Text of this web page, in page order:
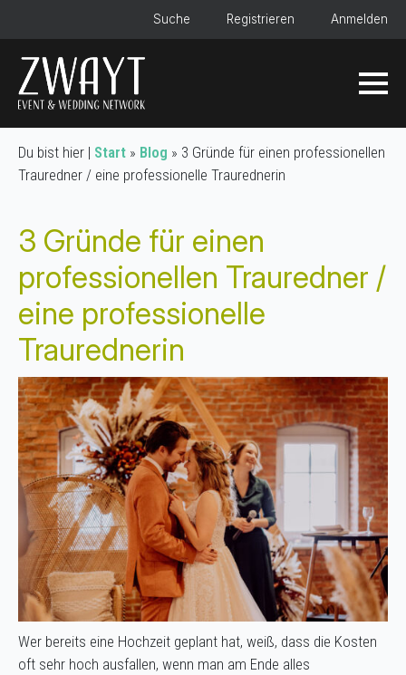
Suche Registrieren Anmelden
Du bist hier | Start » Blog » 3 Gründe für einen professionellen
Trauredner / eine professionelle Traurednerin
3 Gründe für einen
professionellen Trauredner /
eine professionelle
Traurednerin
Wer bereits eine Hochzeit geplant hat, weiß, dass die Kosten
oft sehr hoch ausfallen, wenn man am Ende alles